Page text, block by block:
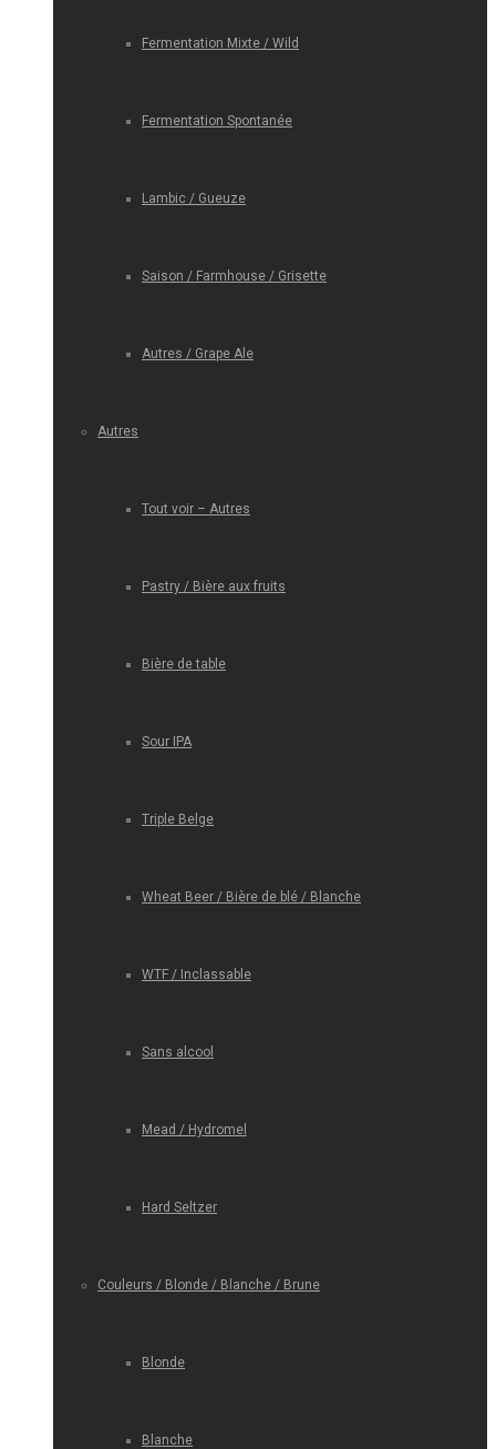
Fermentation Mixte / Wild
Fermentation Spontanée
Lambic / Gueuze
Saison / Farmhouse / Grisette
Autres / Grape Ale
Autres
Tout voir – Autres
Pastry / Bière aux fruits
Bière de table
Sour IPA
Triple Belge
Wheat Beer / Bière de blé / Blanche
WTF / Inclassable
Sans alcool
Mead / Hydromel
Hard Seltzer
Couleurs / Blonde / Blanche / Brune
Blonde
Blanche